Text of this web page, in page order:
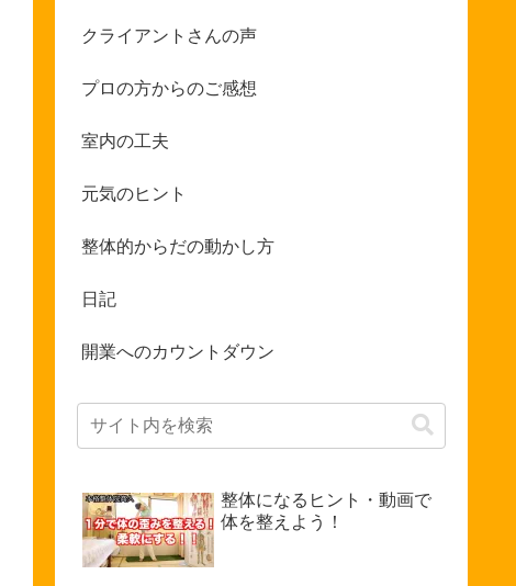
クライアントさんの声
プロの方からのご感想
室内の工夫
元気のヒント
整体的からだの動かし方
日記
開業へのカウントダウン
整体になるヒント・動画で
体を整えよう！